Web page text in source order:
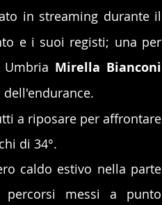
in streaming durante il
e i suoi registi; una per
Mirella Bianconi
a riposare per affrontare
di 34°.
caldo estivo nella parte
percorsi messi a punto